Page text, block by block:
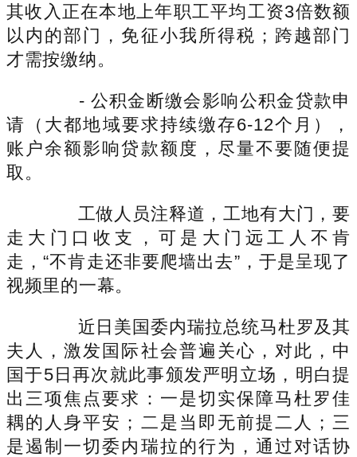
其收入正在本地上年职工平均工资3倍数额
以内的部门，免征小我所得税；跨越部门
才需按缴纳。
- 公积金断缴会影响公积金贷款申
请（大都地域要求持续缴存6-12个月），
账户余额影响贷款额度，尽量不要随便提
取。
工做人员注释道，工地有大门，要
走大门口收支，可是大门远工人不肯
走，“不肯走还非要爬墙出去”，于是呈现了
视频里的一幕。
近日美国委内瑞拉总统马杜罗及其
夫人，激发国际社会普遍关心，对此，中
国于5日再次就此事颁发严明立场，明白提
出三项焦点要求：一是切实保障马杜罗佳
耦的人身平安；二是当即无前提二人；三
是遏制一切委内瑞拉的行为，通过对话协